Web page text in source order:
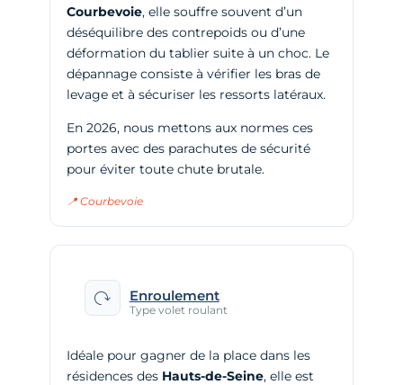
Courbevoie, elle souffre souvent d’un
déséquilibre des contrepoids ou d’une
déformation du tablier suite à un choc. Le
dépannage consiste à vérifier les bras de
levage et à sécuriser les ressorts latéraux.
En 2026, nous mettons aux normes ces
portes avec des parachutes de sécurité
pour éviter toute chute brutale.
📍 Courbevoie
Enroulement
Type volet roulant
Idéale pour gagner de la place dans les
résidences des Hauts-de-Seine, elle est